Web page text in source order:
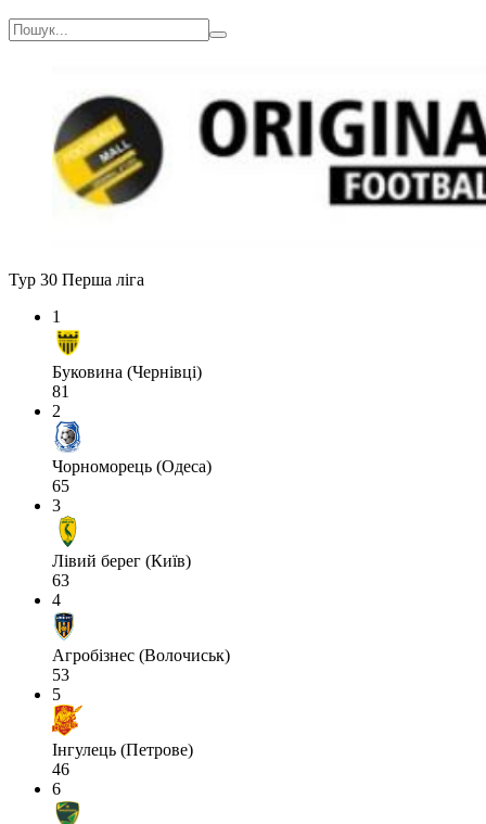
Тур 30 Перша ліга
1
Буковина (Чернівці)
81
2
Чорноморець (Одеса)
65
3
Лівий берег (Київ)
63
4
Агробізнес (Волочиськ)
53
5
Інгулець (Петрове)
46
6